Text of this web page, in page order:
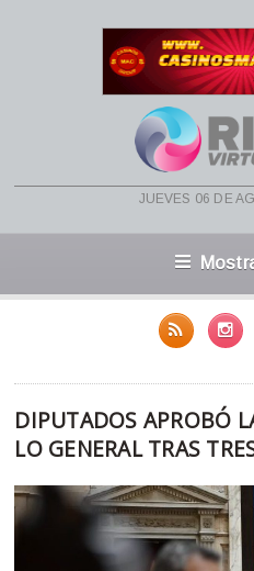
jueves 06 de
DIPUTADOS APROBÓ
LO GENERAL TRAS